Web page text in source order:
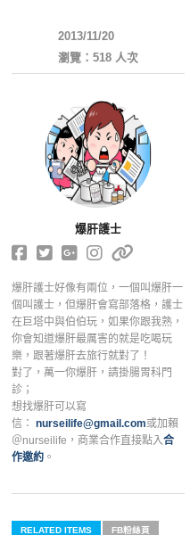
2013/11/20
瀏覽：518 人次
爆肝護士
爆肝護士好像有兩位，一個叫爆肝一
個叫護士，但爆肝會寫部落格，護士
在巨塔中與伯伯玩，如果你跟我熟，
你會知道爆肝最厲害的就是吃喝玩
樂，跟著爆肝去旅行就對了！
對了，萬一你爆肝，請掛腸胃科門
診；
想找爆肝可以寫
信：nurseilife@gmail.com或加賴
＠nurseilife，商業合作直接點入合
作邀約 。
RELATED ITEMS FB粉絲頁